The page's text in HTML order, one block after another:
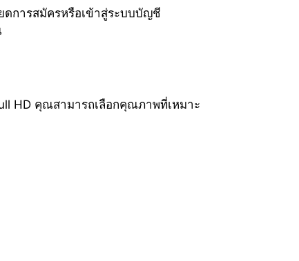
การสมัครหรือเข้าสู่ระบบบัญชี
HD คุณสามารถเลือกคุณภาพที่เหมาะ